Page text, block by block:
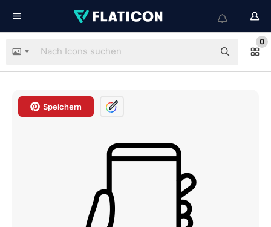
0
Speichern